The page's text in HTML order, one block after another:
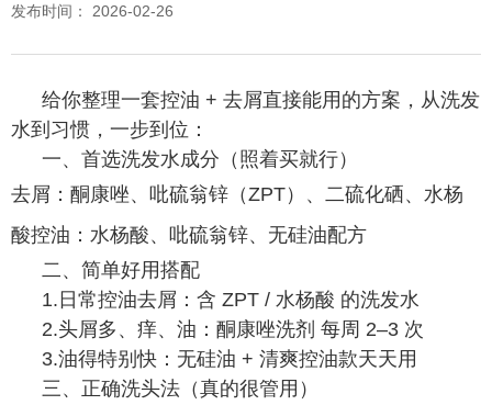
发布时间： 2026-02-26
给你整理一套控油 + 去屑直接能用的方案，从洗发
水到习惯，一步到位：
一、首选洗发水成分（照着买就行）
去屑：酮康唑、吡硫翁锌（ZPT）、二硫化硒、水杨
酸控油：水杨酸、吡硫翁锌、无硅油配方
二、简单好用搭配
1.日常控油去屑：含 ZPT / 水杨酸 的洗发水
2.头屑多、痒、油：酮康唑洗剂 每周 2–3 次
3.油得特别快：无硅油 + 清爽控油款天天用
三、正确洗头法（真的很管用）